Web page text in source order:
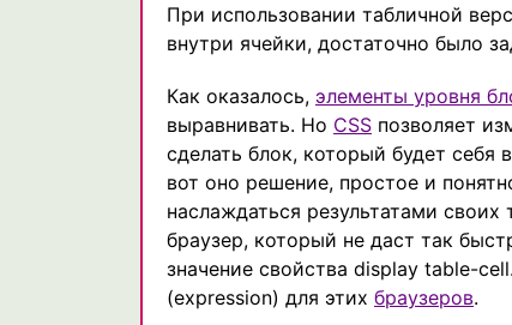
При использовании табличной
внутри ячейки, достаточно было
Как оказалось, элементы уровня
выравнивать. Но CSS позволяет
сделать блок, который будет
вот оно решение, простое и
наслаждаться результатами
браузер, который не даст так
значение свойства display table-
(expression) для этих браузеров.